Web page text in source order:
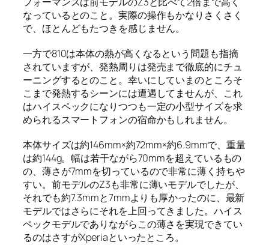
なっているとのこと。実際の操作もかなりさくさく
で、ほとんどもたつきを感じません。
一方で810は本体の熱が高くなるという問題も指摘
されていますが、発熱周りは発売まで徹底的にチュ
ーニングするとのこと。幸いにしていまのところそ
こまで発熱するシーンには遭遇してませんが、これ
はハイスペックになりつつも一定の小型サイズを求
められるスマートフォンの宿命かもしれません。
本体サイズは約146mm×約72mm×約6.9mmで、重量
は約144g。幅は若干ながら70mmを超えているもの
の、薄さが7mmを切っているので非常に薄く持ちや
すい。前モデルのZ3も非常に薄いモデルでしたが、
それでも約7.3mmと7mmよりも厚かったのに、最新
モデルではさらにそれを上回ってきました。ハイス
ペックモデルでありながらこの薄さを実現できてい
るのはさすがXperiaといったところ。